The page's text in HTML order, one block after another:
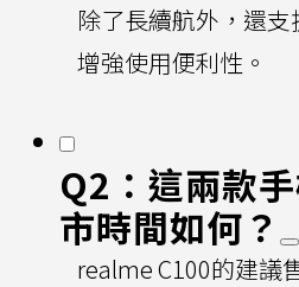
除了長續航外，還支
增強使用便利性。
Q2：這兩款
市時間如何？
realme C100的建議